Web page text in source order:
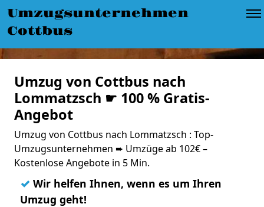
Umzugsunternehmen
Cottbus
Umzug von Cottbus nach
Lommatzsch ☛ 100 % Gratis-
Angebot
Umzug von Cottbus nach Lommatzsch : Top-
Umzugsunternehmen ➨ Umzüge ab 102€ –
Kostenlose Angebote in 5 Min.
✓ Wir helfen Ihnen, wenn es um Ihren
Umzug geht!